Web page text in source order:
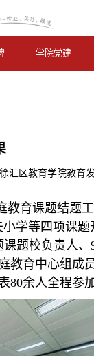
学院党建
汇区教育学院教育
教育课题结题
学等四项课
题校负责人
教育中心组成
80余人全程参